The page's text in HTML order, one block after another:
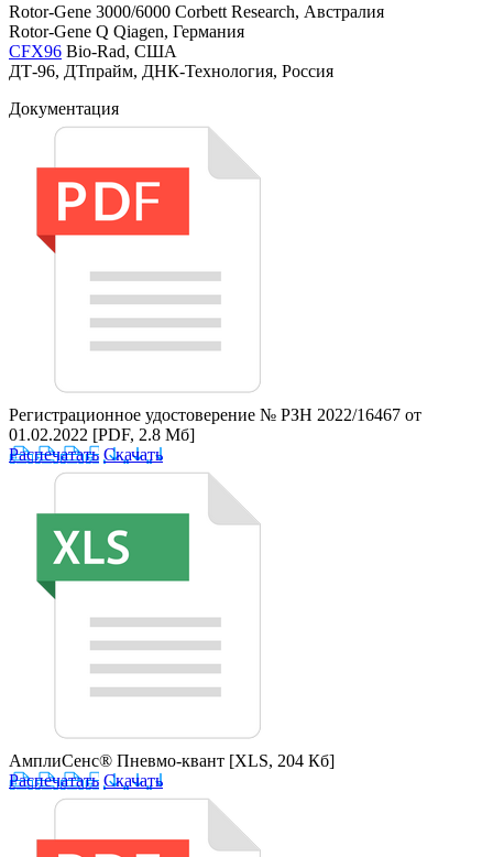
Rotor-Gene 3000/6000 Corbett Research, Австралия
Rotor-Gene Q Qiagen, Германия
CFX96 Bio-Rad, США
ДТ-96, ДТпрайм, ДНК-Технология, Россия
Документация
Регистрационное удостоверение № РЗН 2022/16467 от
01.02.2022 [PDF, 2.8 Мб]
Распечатать Скачать
АмплиСенс® Пневмо-квант [XLS, 204 Кб]
Распечатать Скачать